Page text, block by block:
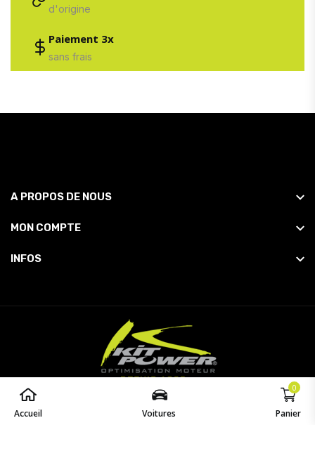
Accueil Voitures Panier
0
d'origine
Paiement 3x
sans frais
A PROPOS DE NOUS
MON COMPTE
INFOS
© 2026 opaq